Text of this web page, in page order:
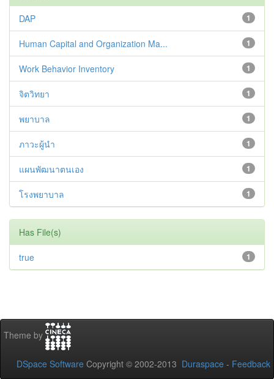
1
DAP
1
Human Capital and Organization Ma...
1
Work Behavior Inventory
1
จิตวิทยา
1
พยาบาล
1
ภาวะผู้นำ
1
แผนพัฒนาตนเอง
1
โรงพยาบาล
Has File(s)
1
true
Theme by
DSpace Software Copyright © 2002-2013 Duraspace - Feedback